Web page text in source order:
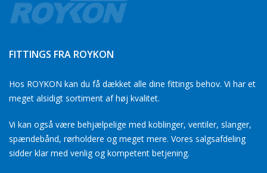
FITTINGS FRA ROYKON
Hos ROYKON kan du få dækket alle dine fittings behov. Vi har et
meget alsidigt sortiment af høj kvalitet.
Vi kan også være behjælpelige med koblinger, ventiler, slanger,
spændebånd, rørholdere og meget mere. Vores salgsafdeling
sidder klar med venlig og kompetent betjening.